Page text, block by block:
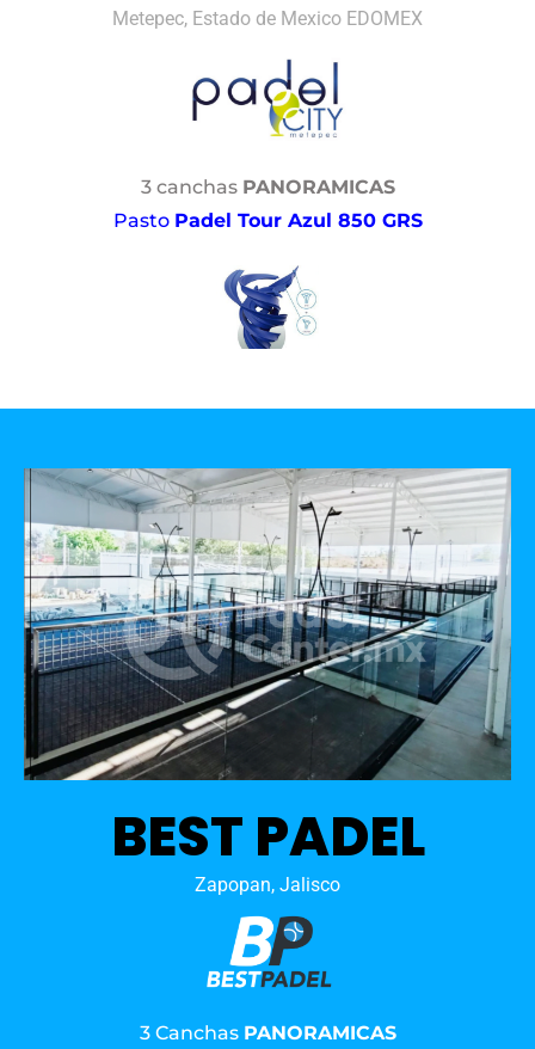
Metepec, Estado de Mexico EDOMEX
3 canchas PANORAMICAS
Pasto Padel Tour Azul 850 GRS
BEST PADEL
Zapopan, Jalisco
3 Canchas PANORAMICAS